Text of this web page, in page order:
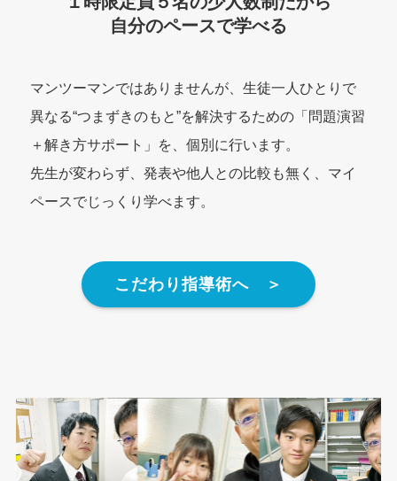
自分のペースで学べる
マンツーマンではありませんが、生徒一人ひとりで
異なる“つまずきのもと”を解決するための「問題演習
＋解き方サポート」を、個別に行います。
先生が変わらず、発表や他人との比較も無く、マイ
ペースでじっくり学べます。
こだわり指導術へ ＞